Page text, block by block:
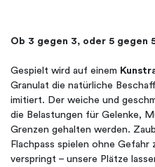
Ob 3 gegen 3, oder 5 gegen
Gespielt wird auf einem
Granulat die natürliche
imitiert. Der weiche und
die Belastungen für Gelenke,
Grenzen gehalten werden.
Flachpass spielen ohne
verspringt – unsere Plätze